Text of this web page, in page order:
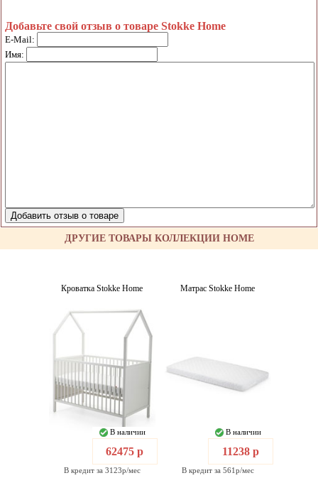
Добавьте свой отзыв о товаре Stokke Home
E-Mail:
Имя:
ДРУГИЕ ТОВАРЫ КОЛЛЕКЦИИ HOME
Кроватка Stokke Home
В наличии
62475 р
В кредит за 3123р/мес
Матрас Stokke Home
В наличии
11238 р
В кредит за 561р/мес